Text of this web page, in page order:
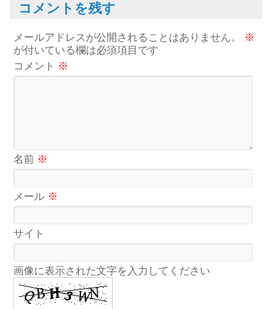
コメントを残す
メールアドレスが公開されることはありません。
※
が付いている欄は必須項目です
コメント ※
名前 ※
メール ※
サイト
画像に表示された文字を入力してください